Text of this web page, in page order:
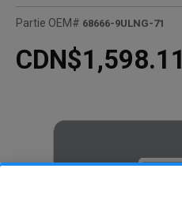
Partie OEM# 68666-9ULNG-71
CDN$1,598.11